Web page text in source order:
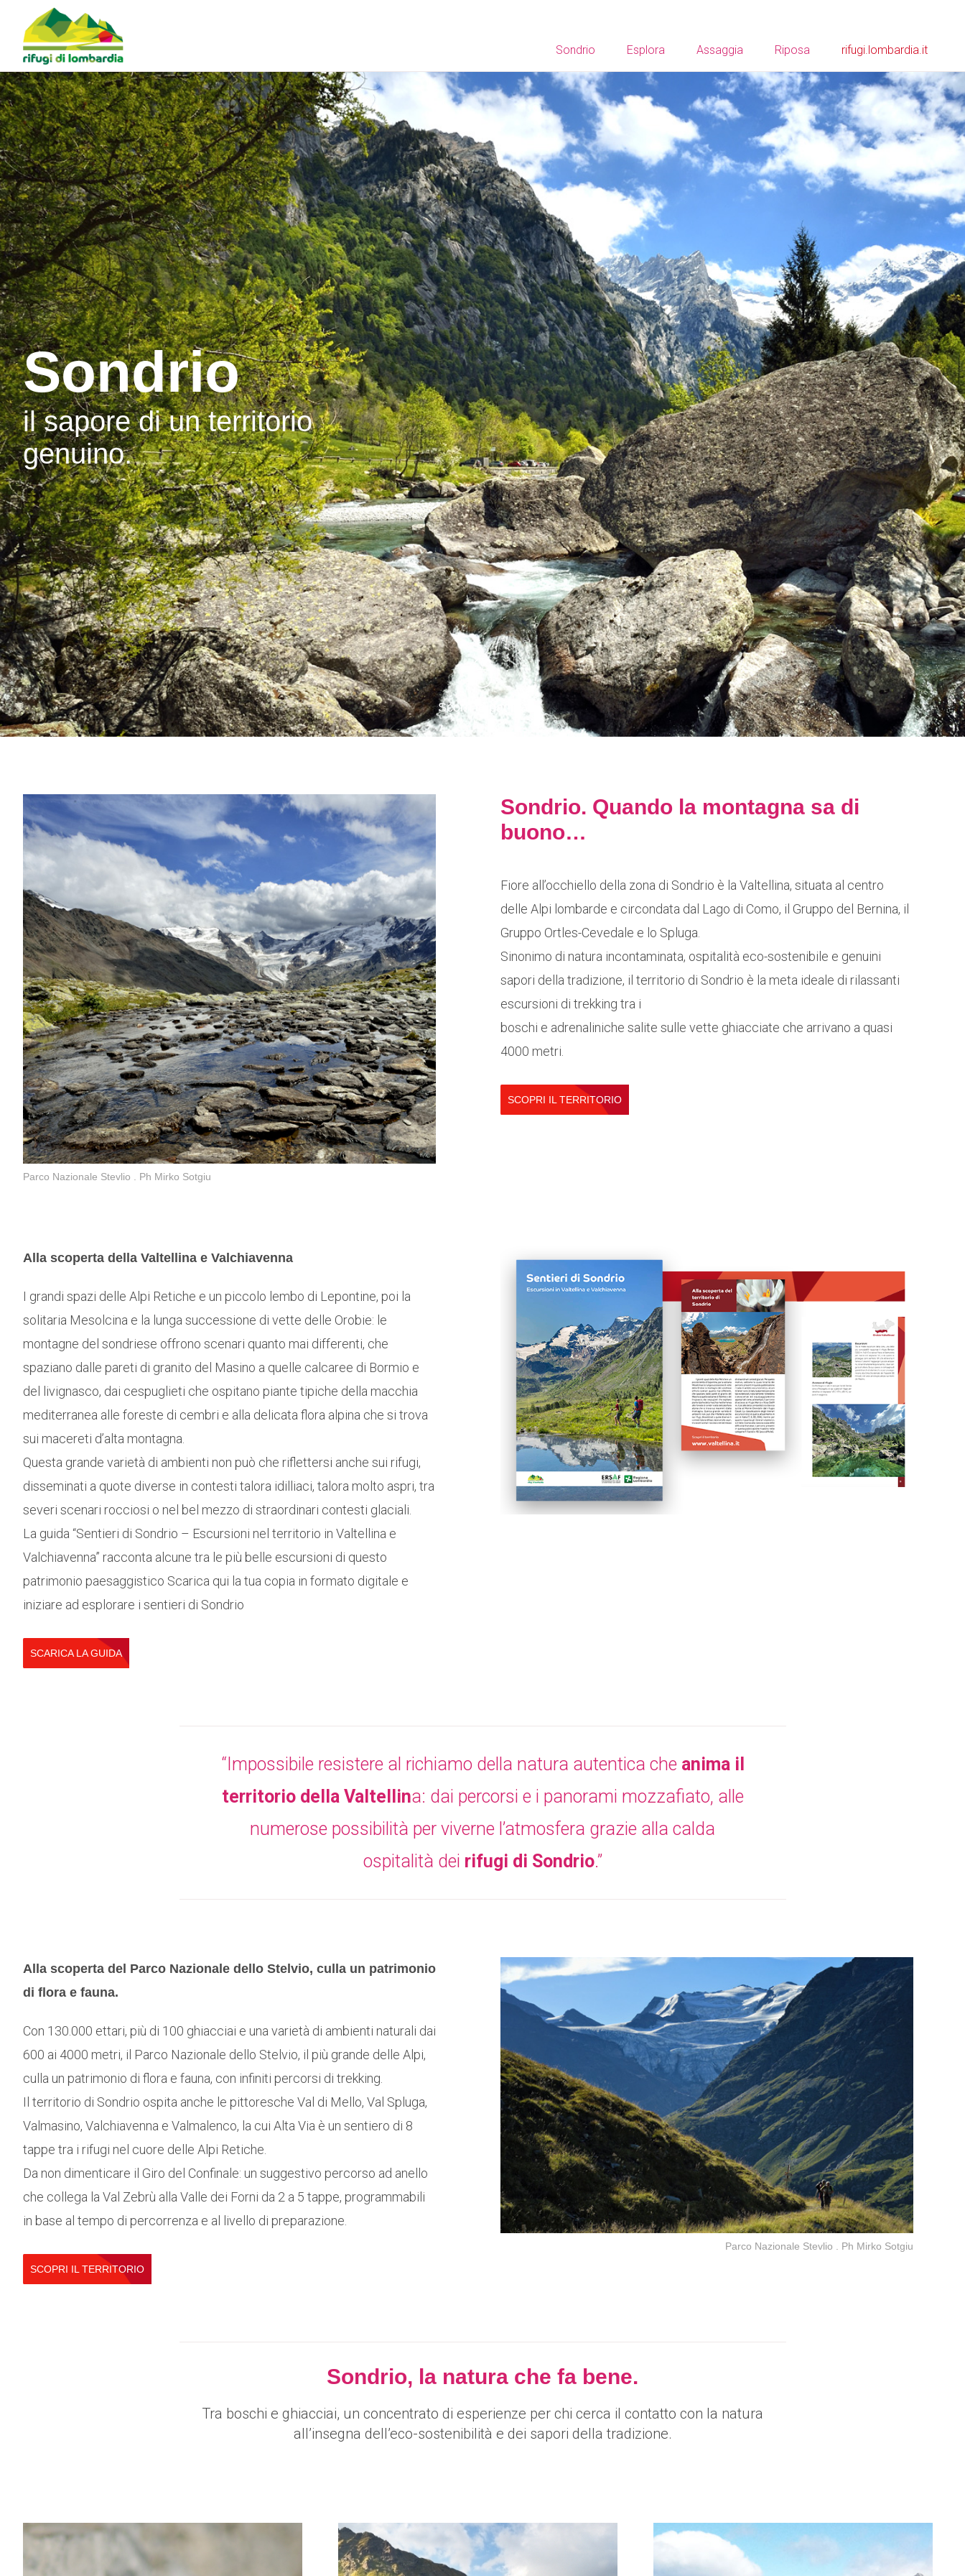
Sondrio Esplora Assaggia Riposa rifugi.lombardia.it
Sondrio
il sapore di un territorio
genuino.
Scorri la pagina
Parco Nazionale Stevlio . Ph Mirko Sotgiu
Sondrio. Quando la montagna sa di
buono…
Fiore all’occhiello della zona di Sondrio è la Valtellina, situata al centro
delle Alpi lombarde e circondata dal Lago di Como, il Gruppo del Bernina, il
Gruppo Ortles-Cevedale e lo Spluga.
Sinonimo di natura incontaminata, ospitalità eco-sostenibile e genuini
sapori della tradizione, il territorio di Sondrio è la meta ideale di rilassanti
escursioni di trekking tra i
boschi e adrenaliniche salite sulle vette ghiacciate che arrivano a quasi
4000 metri.
SCOPRI IL TERRITORIO
Alla scoperta della Valtellina e Valchiavenna
I grandi spazi delle Alpi Retiche e un piccolo lembo di Lepontine, poi la
solitaria Mesolcina e la lunga successione di vette delle Orobie: le
montagne del sondriese offrono scenari quanto mai differenti, che
spaziano dalle pareti di granito del Masino a quelle calcaree di Bormio e
del livignasco, dai cespuglieti che ospitano piante tipiche della macchia
mediterranea alle foreste di cembri e alla delicata flora alpina che si trova
sui macereti d’alta montagna.
Questa grande varietà di ambienti non può che riflettersi anche sui rifugi,
disseminati a quote diverse in contesti talora idilliaci, talora molto aspri, tra
severi scenari rocciosi o nel bel mezzo di straordinari contesti glaciali.
La guida “Sentieri di Sondrio – Escursioni nel territorio in Valtellina e
Valchiavenna” racconta alcune tra le più belle escursioni di questo
patrimonio paesaggistico Scarica qui la tua copia in formato digitale e
iniziare ad esplorare i sentieri di Sondrio
SCARICA LA GUIDA
“Impossibile resistere al richiamo della natura autentica che anima il
territorio della Valtellina: dai percorsi e i panorami mozzafiato, alle
numerose possibilità per viverne l’atmosfera grazie alla calda
ospitalità dei rifugi di Sondrio.”
Alla scoperta del Parco Nazionale dello Stelvio, culla un patrimonio
di flora e fauna.
Con 130.000 ettari, più di 100 ghiacciai e una varietà di ambienti naturali dai
600 ai 4000 metri, il Parco Nazionale dello Stelvio, il più grande delle Alpi,
culla un patrimonio di flora e fauna, con infiniti percorsi di trekking.
Il territorio di Sondrio ospita anche le pittoresche Val di Mello, Val Spluga,
Valmasino, Valchiavenna e Valmalenco, la cui Alta Via è un sentiero di 8
tappe tra i rifugi nel cuore delle Alpi Retiche.
Da non dimenticare il Giro del Confinale: un suggestivo percorso ad anello
che collega la Val Zebrù alla Valle dei Forni da 2 a 5 tappe, programmabili
in base al tempo di percorrenza e al livello di preparazione.
SCOPRI IL TERRITORIO
Parco Nazionale Stevlio . Ph Mirko Sotgiu
Sondrio, la natura che fa bene.
Tra boschi e ghiacciai, un concentrato di esperienze per chi cerca il contatto con la natura
all’insegna dell’eco-sostenibilità e dei sapori della tradizione.